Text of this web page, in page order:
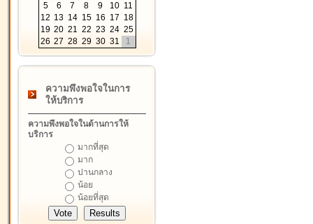
5
6 7 8 9 10 11
12 13 14 15 16 17 18
19 20 21 22 23 24 25
26 27 28 29 30 31 1
ความพึงพอใจในการ
ให้บริการ
ความพึงพอใจในด้านการให้
บริการ
มากที่สุด
มาก
ปานกลาง
น้อย
น้อยที่สุด